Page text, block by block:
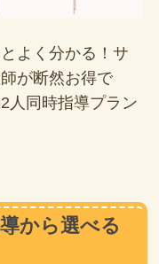
よく分かる！サ
が断然お得で
人同時指導プラン
から選べる